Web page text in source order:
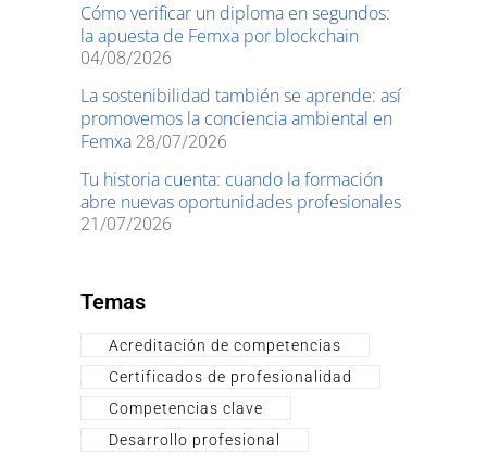
Cómo verificar un diploma en segundos:
la apuesta de Femxa por blockchain
04/08/2026
La sostenibilidad también se aprende: así
promovemos la conciencia ambiental en
Femxa 28/07/2026
Tu historia cuenta: cuando la formación
abre nuevas oportunidades profesionales
21/07/2026
Temas
Acreditación de competencias
Certificados de profesionalidad
Competencias clave
Desarrollo profesional